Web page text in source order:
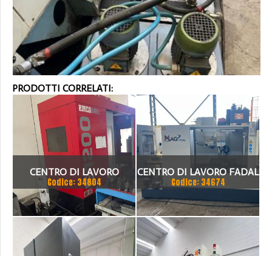
PRODOTTI CORRELATI:
CENTRO DI LAVORO
EMCOMILL FAMUP E1200
Codice: 34804
CENTRO DI LAVORO FADAL
Codice: 34674